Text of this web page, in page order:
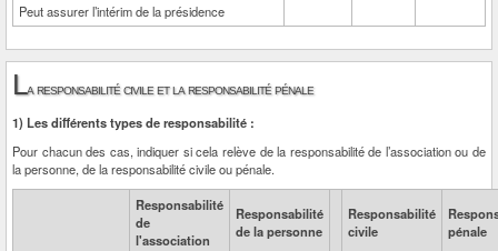
Peut assurer l’intérim de la présidence
La responsabilité civile et la responsabilité pénale
1) Les différents types de responsabilité :
Pour chacun des cas, indiquer si cela relève de la responsabilité de l’association ou de
la personne, de la responsabilité civile ou pénale.
Responsabilité
de
l'association
Responsabilité
de la personne
Responsabilité
civile
pénale